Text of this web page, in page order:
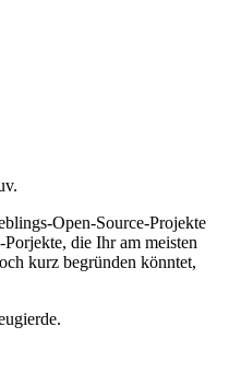
Open-Source-Projekte
die Ihr am meisten
kurz begründen könntet,